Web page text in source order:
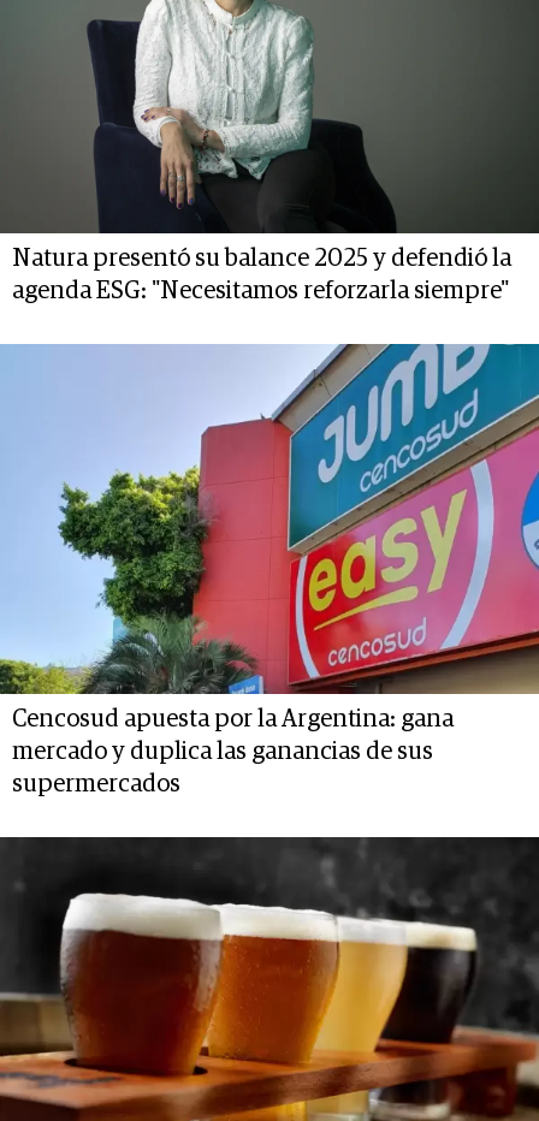
Natura presentó su balance 2025 y defendió la
agenda ESG: "Necesitamos reforzarla siempre"
Cencosud apuesta por la Argentina: gana
mercado y duplica las ganancias de sus
supermercados